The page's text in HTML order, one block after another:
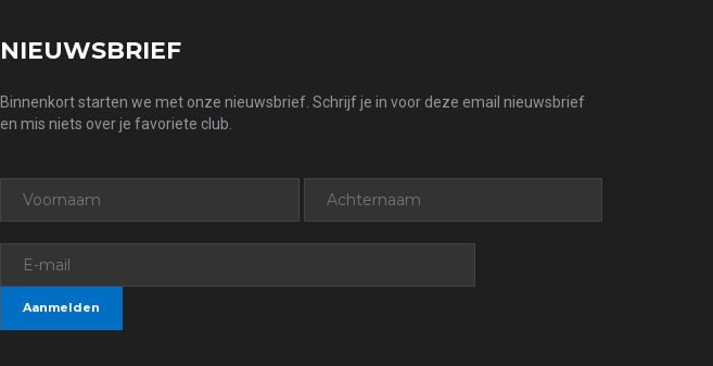
NIEUWSBRIEF
Binnenkort starten we met onze nieuwsbrief. Schrijf je in voor deze email nieuwsbrief
en mis niets over je favoriete club.